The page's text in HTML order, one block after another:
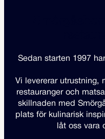
Sedan starten 1997
Vi levererar utrustning,
restauranger och
skillnaden med
plats för kulinarisk
låt oss vara